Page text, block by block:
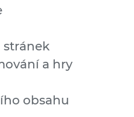
stránek
a hry
obsahu